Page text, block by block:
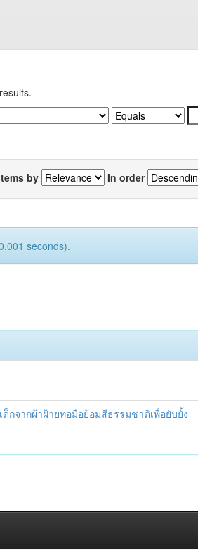
by In order
seconds).
กจากผ้าฝ้ายทอมือย้อมสีธรรมชาติเพื่อยับยั้ง